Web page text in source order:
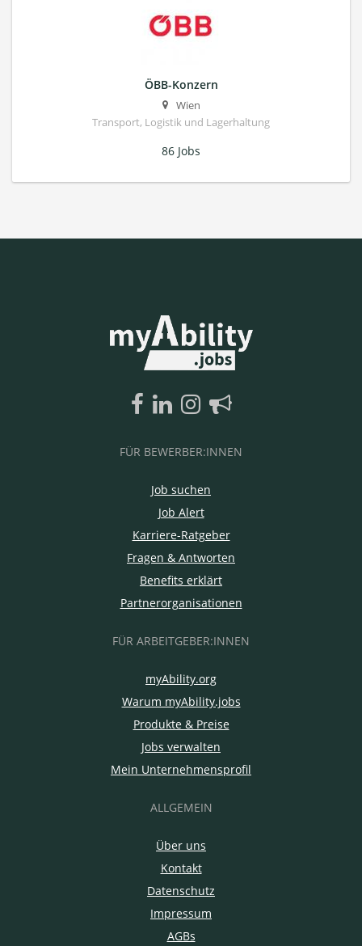
ÖBB-Konzern
Wien
Transport, Logistik und Lagerhaltung
86 Jobs
FÜR BEWERBER:INNEN
Job suchen
Job Alert
Karriere-Ratgeber
Fragen & Antworten
Benefits erklärt
Partnerorganisationen
FÜR ARBEITGEBER:INNEN
myAbility.org
Warum myAbility.jobs
Produkte & Preise
Jobs verwalten
Mein Unternehmensprofil
ALLGEMEIN
Über uns
Kontakt
Datenschutz
Impressum
AGBs